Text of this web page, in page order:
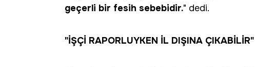
geçerli bir fesih sebebidir." dedi.
"İŞÇİ RAPORLUYKEN İL DIŞINA ÇIKABİLİR"